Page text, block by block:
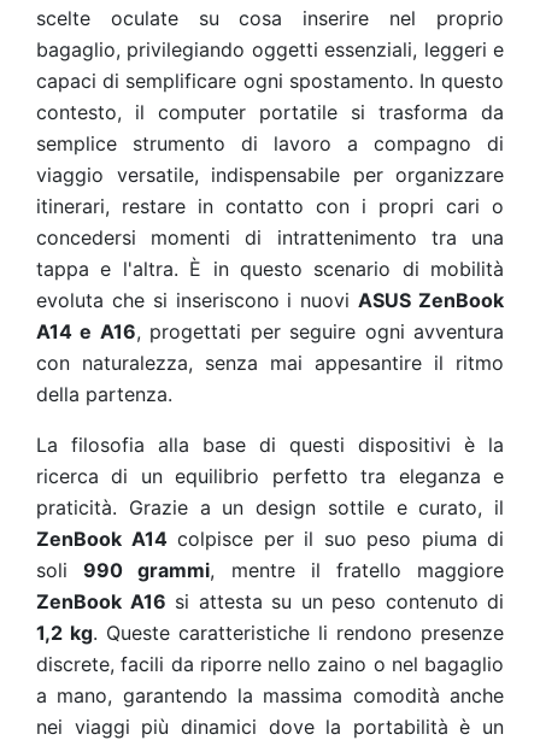
scelte oculate su cosa inserire nel proprio
bagaglio, privilegiando oggetti essenziali, leggeri e
capaci di semplificare ogni spostamento. In questo
contesto, il computer portatile si trasforma da
semplice strumento di lavoro a compagno di
viaggio versatile, indispensabile per organizzare
itinerari, restare in contatto con i propri cari o
concedersi momenti di intrattenimento tra una
tappa e l'altra. È in questo scenario di mobilità
evoluta che si inseriscono i nuoviASUS ZenBook
A14 e A16, progettati per seguire ogni avventura
con naturalezza, senza mai appesantire il ritmo
della partenza.
La filosofia alla base di questi dispositivi è la
ricerca di un equilibrio perfetto tra eleganza e
praticità. Grazie a un design sottile e curato, il
ZenBook A14colpisce per il suo peso piuma di
soli990 grammi, mentre il fratello maggiore
ZenBook A16 si attesta su un peso contenuto di
1,2 kg. Queste caratteristiche li rendono presenze
discrete, facili da riporre nello zaino o nel bagaglio
a mano, garantendo la massima comodità anche
nei viaggi più dinamici dove la portabilità è un